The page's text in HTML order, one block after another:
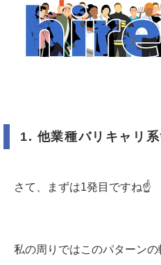
1. 他業種バリキャリ系
さて、まずは1発目ですね☝️
私の周りではこのパターンの